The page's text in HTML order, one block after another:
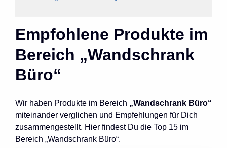
Empfohlene Produkte im
Bereich „Wandschrank
Büro“
Wir haben Produkte im Bereich „Wandschrank Büro“
miteinander verglichen und Empfehlungen für Dich
zusammengestellt. Hier findest Du die Top 15 im
Bereich „Wandschrank Büro“.